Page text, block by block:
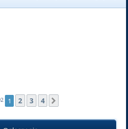
1 2 3 4